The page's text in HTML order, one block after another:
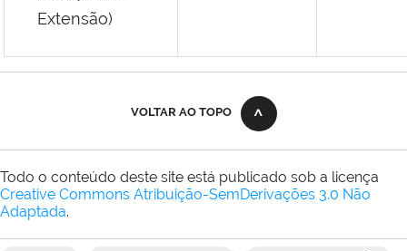
Extensão)
VOLTAR AO TOPO
Todo o conteúdo deste site está publicado sob a licença
Creative Commons Atribuição-SemDerivações 3.0 Não
Adaptada.